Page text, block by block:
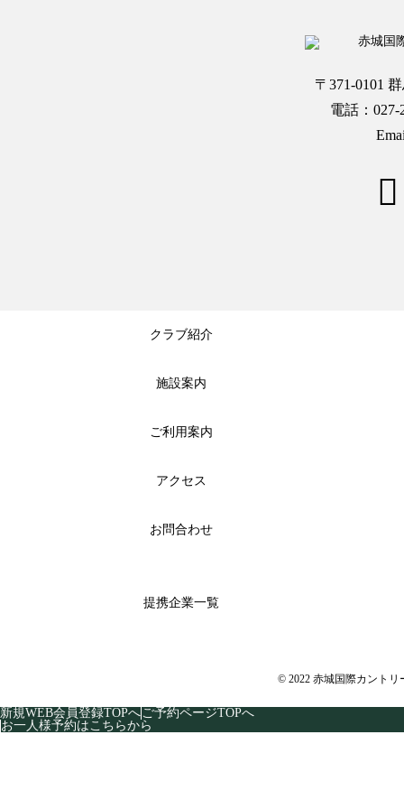
〒371-0101
電話：027-
クラブ紹介
施設案内
ご利用案内
アクセス
お問合わせ
提携企業一覧
© 2022 赤城国際カントリ
新規WEB会員登録TOPへご予約ページTOPへ
お一人様予約はこちらから